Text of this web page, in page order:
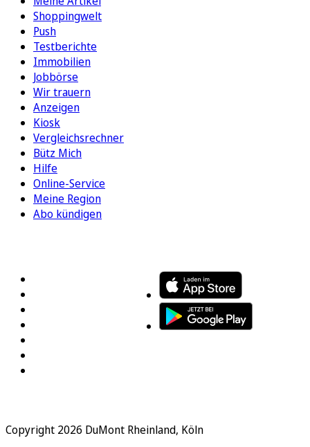
Shoppingwelt
Push
Testberichte
Immobilien
Jobbörse
Wir trauern
Anzeigen
Kiosk
Vergleichsrechner
Bütz Mich
Hilfe
Online-Service
Meine Region
Abo kündigen
Copyright 2026 DuMont Rheinland, Köln